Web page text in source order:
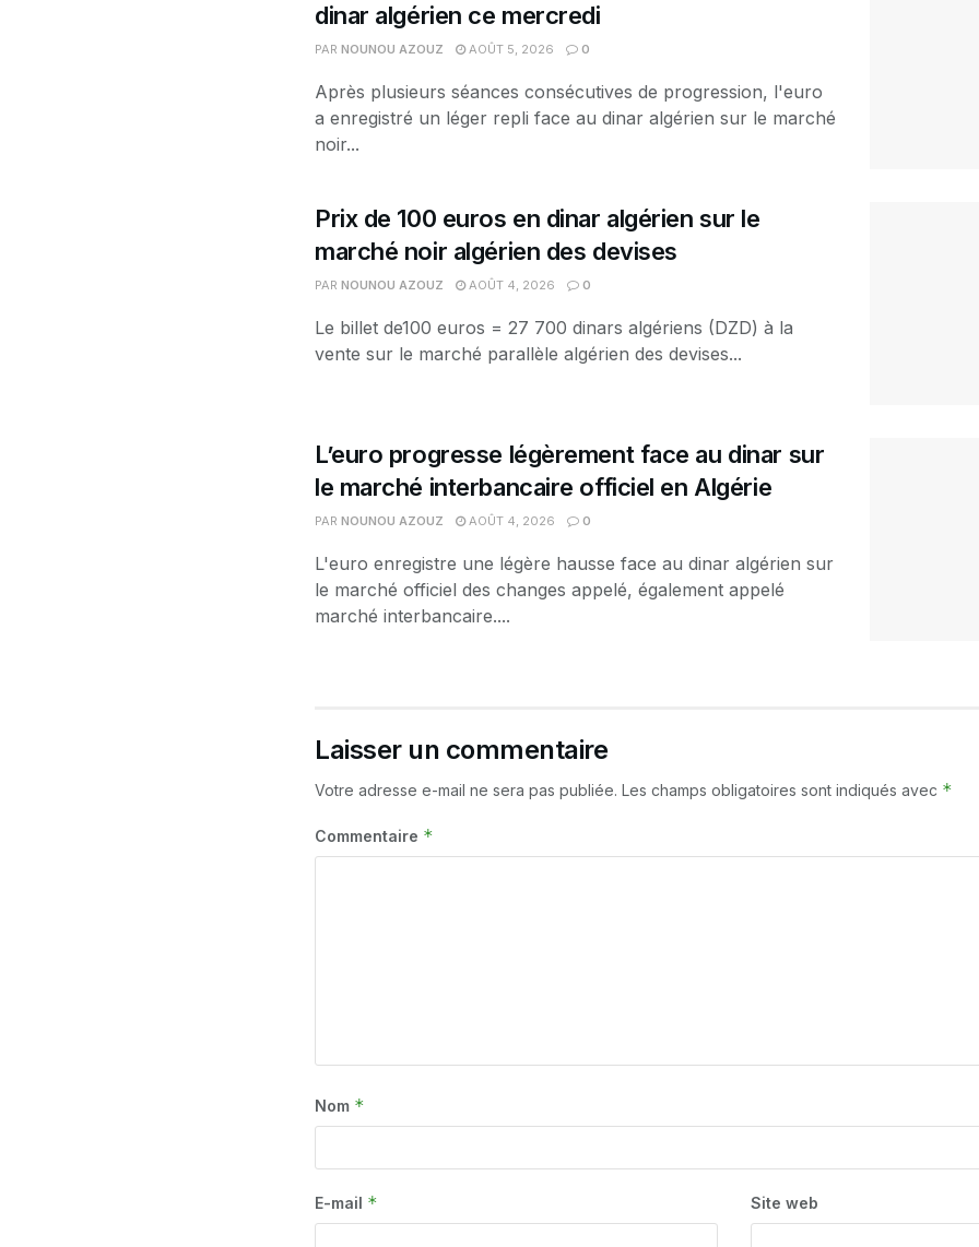
dinar algérien ce mercredi
PAR NOUNOU AZOUZ AOÛT 5, 2026 0
Après plusieurs séances consécutives de progression, l'euro
a enregistré un léger repli face au dinar algérien sur le marché
noir...
Prix de 100 euros en dinar algérien sur le
marché noir algérien des devises
PAR NOUNOU AZOUZ AOÛT 4, 2026 0
Le billet de100 euros = 27 700 dinars algériens (DZD) à la
vente sur le marché parallèle algérien des devises...
L’euro progresse légèrement face au dinar sur
le marché interbancaire officiel en Algérie
PAR NOUNOU AZOUZ AOÛT 4, 2026 0
L'euro enregistre une légère hausse face au dinar algérien sur
le marché officiel des changes appelé, également appelé
marché interbancaire....
Laisser un commentaire
Votre adresse e-mail ne sera pas publiée. Les champs obligatoires sont indiqués avec *
Commentaire *
Nom *
E-mail * Site web